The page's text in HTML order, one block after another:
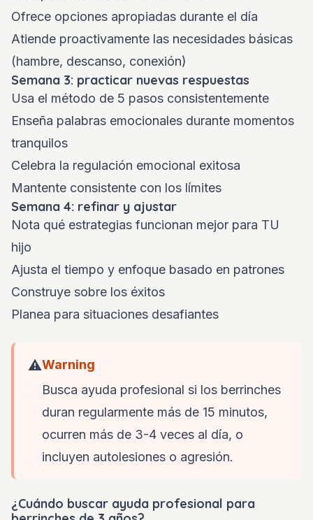
Ofrece opciones apropiadas durante el día
Atiende proactivamente las necesidades básicas
(hambre, descanso, conexión)
Semana 3: practicar nuevas respuestas
Usa el método de 5 pasos consistentemente
Enseña palabras emocionales durante momentos
tranquilos
Celebra la regulación emocional exitosa
Mantente consistente con los límites
Semana 4: refinar y ajustar
Nota qué estrategias funcionan mejor para TU
hijo
Ajusta el tiempo y enfoque basado en patrones
Construye sobre los éxitos
Planea para situaciones desafiantes
⚠️Warning
Busca ayuda profesional si los berrinches
duran regularmente más de 15 minutos,
ocurren más de 3-4 veces al día, o
incluyen autolesiones o agresión.
¿Cuándo buscar ayuda profesional para